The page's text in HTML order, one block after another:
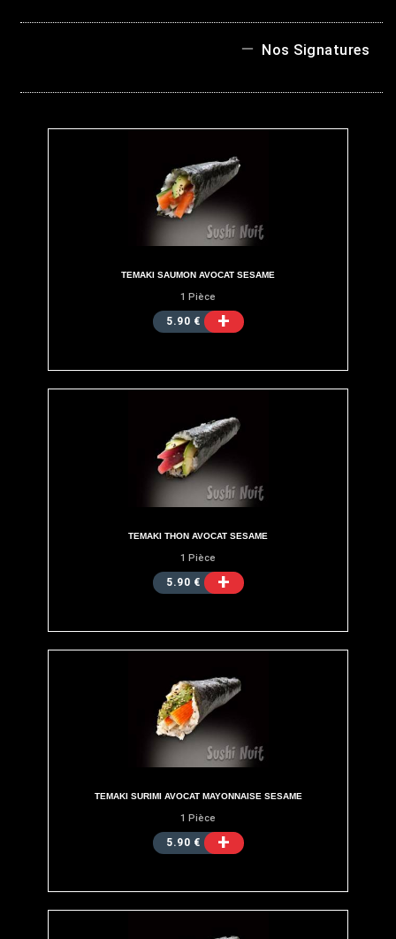
Nos Signatures
TEMAKI SAUMON AVOCAT SESAME
1 Pièce
5.90 € +
TEMAKI THON AVOCAT SESAME
1 Pièce
5.90 € +
TEMAKI SURIMI AVOCAT MAYONNAISE SESAME
1 Pièce
5.90 € +